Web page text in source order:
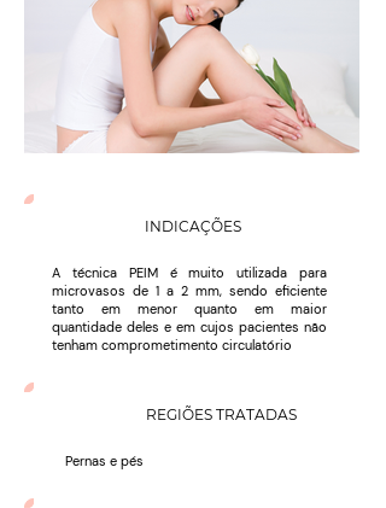
INDICAÇÕES
A técnica PEIM é muito utilizada para
microvasos de 1 a 2 mm, sendo eficiente
tanto em menor quanto em maior
quantidade deles e em cujos pacientes não
tenham comprometimento circulatório
REGIÕES TRATADAS
Pernas e pés